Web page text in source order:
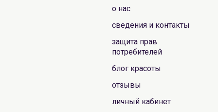
о нас
сведения и контакты
защита прав
потребителей
блог красоты
отзывы
личный кабинет